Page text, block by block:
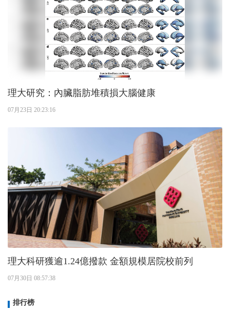
理大研究：內臟脂肪堆積損大腦健康
07月23日 20:23:16
理大科研獲逾1.24億撥款 金額規模居院校前列
07月30日 08:57:38
排行榜